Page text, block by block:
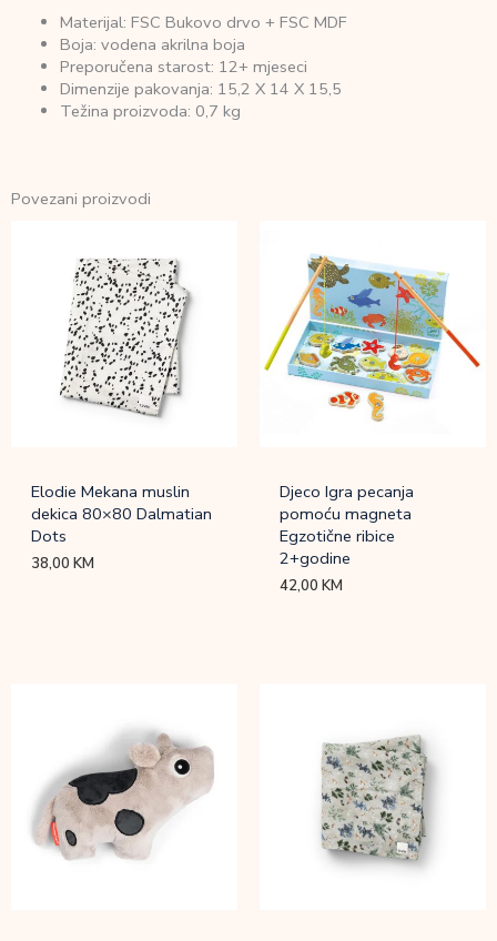
Materijal: FSC Bukovo drvo + FSC MDF
Boja: vodena akrilna boja
Preporučena starost: 12+ mjeseci
Dimenzije pakovanja: 15,2 X 14 X 15,5
Težina proizvoda: 0,7 kg
Povezani proizvodi
Elodie Mekana muslin
dekica 80×80 Dalmatian
Dots
38,00KM
Djeco Igra pecanja
pomoću magneta
Egzotične ribice
2+godine
42,00KM